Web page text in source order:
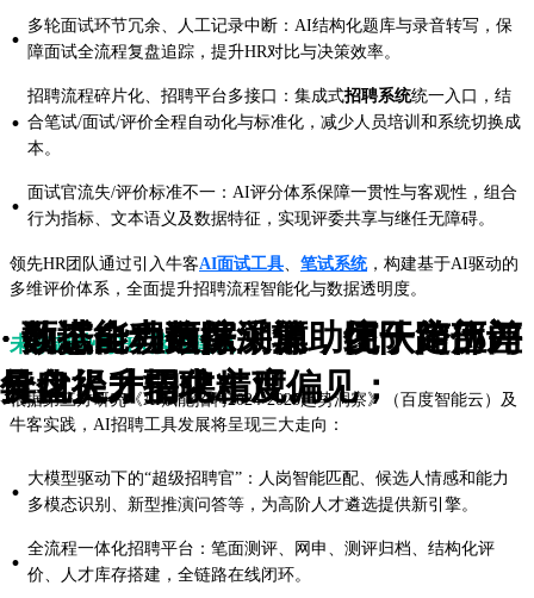
· 面试全程数据采集，统一简历评
价口径，弱化主观偏见；
· 动态能力画像，辅助团队定位差
异化人才需求；
· 数据自动追踪溯源，便于跨部门
复盘提升招聘精度。
· 多轮面试环节冗余、人工记录中断：AI结构化题库与录音转写，保
障面试全流程复盘追踪，提升HR对比与决策效率。
·
招聘流程碎片化、招聘平台多接口：集成式招聘系统统一入口，结
合笔试/面试/评价全程自动化与标准化，减少人员培训和系统切换成
本。
· 面试官流失/评价标准不一：AI评分体系保障一贯性与客观性，组合
行为指标、文本语义及数据特征，实现评委共享与继任无障碍。
领先HR团队通过引入牛客AI面试工具、 笔试系统，构建基于AI驱动的
多维评价体系，全面提升招聘流程智能化与数据透明度。
未来趋势与HR落地建议
根据第三方研究《AI赋能招聘2024-2025趋势洞察》（百度智能云）及
牛客实践，AI招聘工具发展将呈现三大走向：
· 大模型驱动下的“超级招聘官”：人岗智能匹配、候选人情感和能力
多模态识别、新型推演问答等，为高阶人才遴选提供新引擎。
· 全流程一体化招聘平台：笔面测评、网申、测评归档、结构化评
价、人才库存搭建，全链路在线闭环。